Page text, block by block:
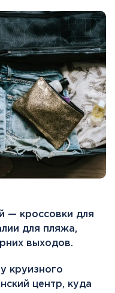
— кроссовки для
для пляжа,
выходов.
круизного
центр, куда